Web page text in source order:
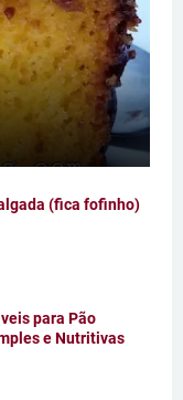
(fica fofinho)
para Pão
e Nutritivas